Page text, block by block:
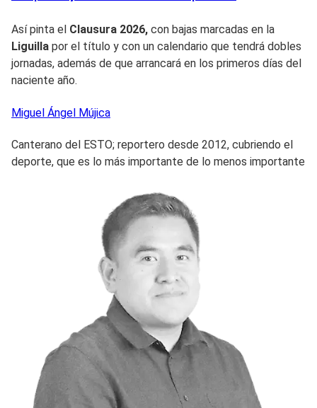
Así pinta el Clausura 2026, con bajas marcadas en la
Liguilla por el título y con un calendario que tendrá dobles
jornadas, además de que arrancará en los primeros días del
naciente año.
Miguel Ángel Mújica
Canterano del ESTO; reportero desde 2012, cubriendo el
deporte, que es lo más importante de lo menos importante